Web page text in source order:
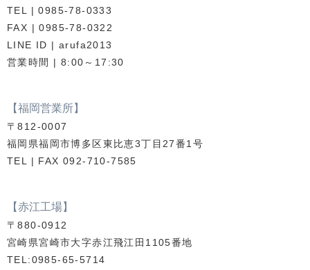
TEL | 0985-78-0333
FAX | 0985-78-0322
LINE ID | arufa2013
営業時間 | 8:00～17:30
【福岡営業所】
〒812-0007
福岡県福岡市博多区東比恵3丁目27番1号
TEL | FAX 092-710-7585
【赤江工場】
〒880-0912
宮崎県宮崎市大字赤江飛江田1105番地
TEL:0985-65-5714